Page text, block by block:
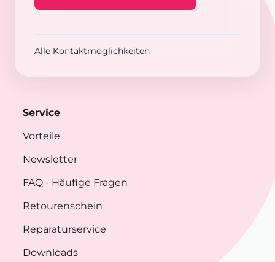
Alle Kontaktmöglichkeiten
Service
Vorteile
Newsletter
FAQ - Häufige Fragen
Retourenschein
Reparaturservice
Downloads